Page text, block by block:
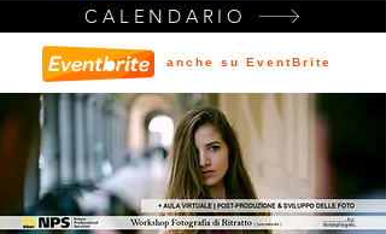
CALENDARIO
anche su EventBrite